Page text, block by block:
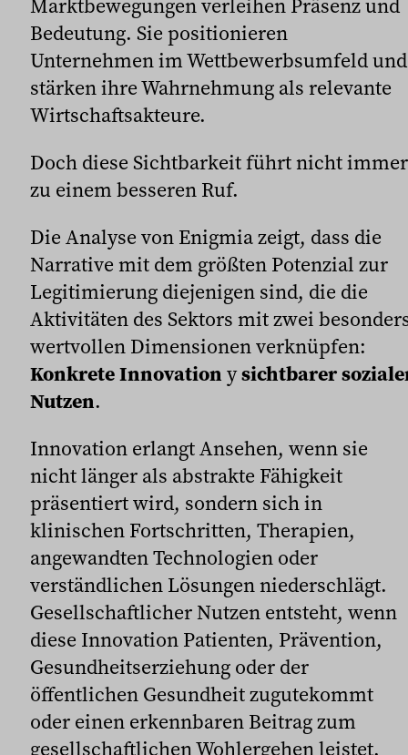
Marktbewegungen verleihen Präsenz und
Bedeutung. Sie positionieren
Unternehmen im Wettbewerbsumfeld und
stärken ihre Wahrnehmung als relevante
Wirtschaftsakteure.
Doch diese Sichtbarkeit führt nicht immer
zu einem besseren Ruf.
Die Analyse von Enigmia zeigt, dass die
Narrative mit dem größten Potenzial zur
Legitimierung diejenigen sind, die die
Aktivitäten des Sektors mit zwei
wertvollen Dimensionen verknüpfen:
Konkrete Innovation ysichtbarer
Nutzen.
Innovation erlangt Ansehen, wenn sie
nicht länger als abstrakte Fähigkeit
präsentiert wird, sondern sich in
klinischen Fortschritten, Therapien,
angewandten Technologien oder
verständlichen Lösungen niederschlägt.
Gesellschaftlicher Nutzen entsteht, wenn
diese Innovation Patienten, Prävention,
Gesundheitserziehung oder der
öffentlichen Gesundheit zugutekommt
oder einen erkennbaren Beitrag zum
gesellschaftlichen Wohlergehen leistet.